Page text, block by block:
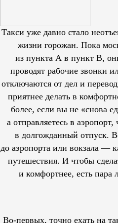
Такси уже давно стало
жизни горожан. Пока
из пункта А в пункт В,
проводят рабочие звонки
отключаются от дел и
приятнее делать в
более, если вы не «снова
а отправляетесь в аэропорт,
в долгожданный отпуск.
до аэропорта или вокзала —
путешествия. И чтобы
и комфортнее, есть пара
Во-первых, точно ехать на